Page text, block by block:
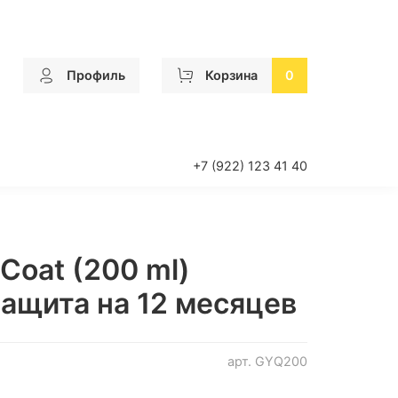
Профиль Корзина 0
+7 (922) 123 41 40
арт. GYQ200
(200 ml)
на 12 месяцев